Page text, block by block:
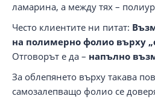
ламарина, а между тях –
Често клиентите ни питат:
на полимерно фолио върху
Отговорът е да – напълно
За облепянето върху такава
самозалепващо фолио се